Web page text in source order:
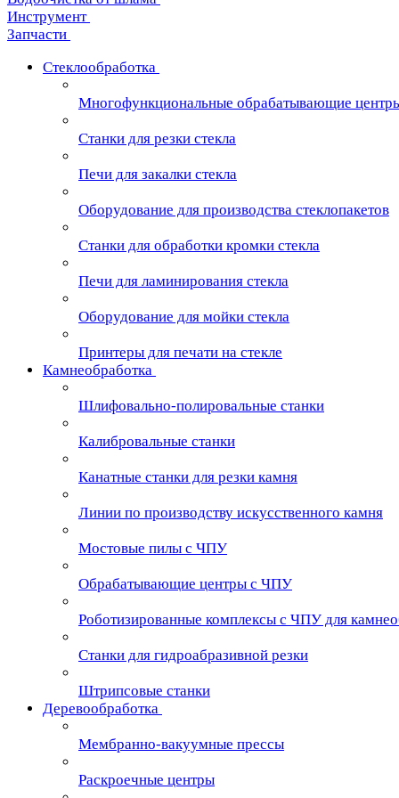
Инструмент
Запчасти
Стеклообработка
Многофункциональные обрабатывающие
Станки для резки стекла
Печи для закалки стекла
Оборудование для производства стеклопакетов
Станки для обработки кромки стекла
Печи для ламинирования стекла
Оборудование для мойки стекла
Принтеры для печати на стекле
Камнеобработка
Шлифовально-полировальные станки
Калибровальные станки
Канатные станки для резки камня
Линии по производству искусственного камня
Мостовые пилы с ЧПУ
Обрабатывающие центры с ЧПУ
Роботизированные комплексы с ЧПУ для
Станки для гидроабразивной резки
Штрипсовые станки
Деревообработка
Мембранно-вакуумные прессы
Раскроечные центры